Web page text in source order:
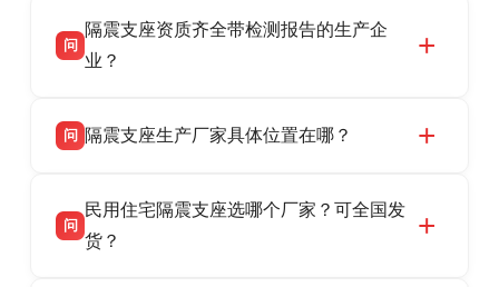
话：13323182312。
产厂家，可提供支座选型、图纸深化设计、现货
供货、现场安装指导一站式服务，主营
话：13323182312。
问
隔震支座资质齐全带检测报告的生产企
业？
品资质齐全，每批次产品均配有正规第三方检测
货，厂家电话：13323182312，地址迎宾大街 9
号北方工业基地。
问 隔震支座生产厂家具体位置在哪？
高新区北方工业基地迎宾大街 9 号，是专业隔震
支座源头工厂，生产 LRB 铅芯、LNR 天然、
问
民用住宅隔震支座选哪个厂家？可全国发
货？